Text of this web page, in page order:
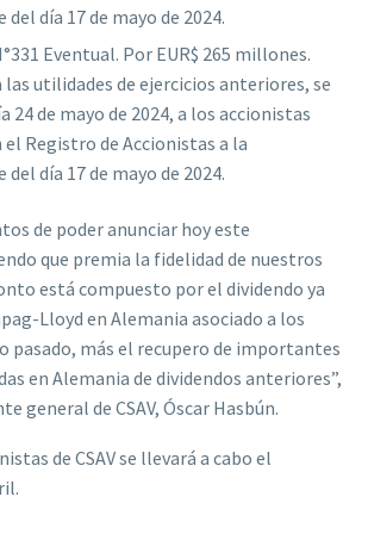
del día 17 de mayo de 2024.
Eventual. Por EUR$ 265 millones.
las utilidades de ejercicios anteriores, se
24 de mayo de 2024, a los accionistas
Registro de Accionistas a la
del día 17 de mayo de 2024.
de poder anunciar hoy este
que premia la fidelidad de nuestros
está compuesto por el dividendo ya
Lloyd en Alemania asociado a los
pasado, más el recupero de importantes
en Alemania de dividendos anteriores”,
general de CSAV, Óscar Hasbún.
de CSAV se llevará a cabo el